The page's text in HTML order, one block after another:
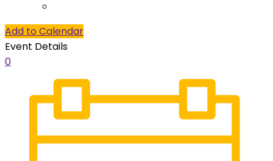
Add to Calendar
Event Details
0